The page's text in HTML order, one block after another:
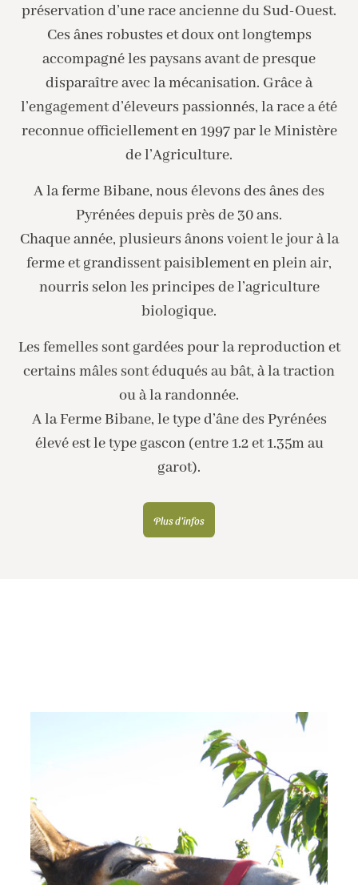
préservation d’une race ancienne du Sud-Ouest.
Ces ânes robustes et doux ont longtemps
accompagné les paysans avant de presque
disparaître avec la mécanisation. Grâce à
l’engagement d’éleveurs passionnés, la race a été
reconnue officiellement en 1997 par le Ministère
de l’Agriculture.
A la ferme Bibane, nous élevons des ânes des
Pyrénées depuis près de 30 ans.
Chaque année, plusieurs ânons voient le jour à la
ferme et grandissent paisiblement en plein air,
nourris selon les principes de l’agriculture
biologique.
Les femelles sont gardées pour la reproduction et
certains mâles sont éduqués au bât, à la traction
ou à la randonnée.
A la Ferme Bibane, le type d’âne des Pyrénées
élevé est le type gascon (entre 1.2 et 1.35m au
garot).
Plus d'infos